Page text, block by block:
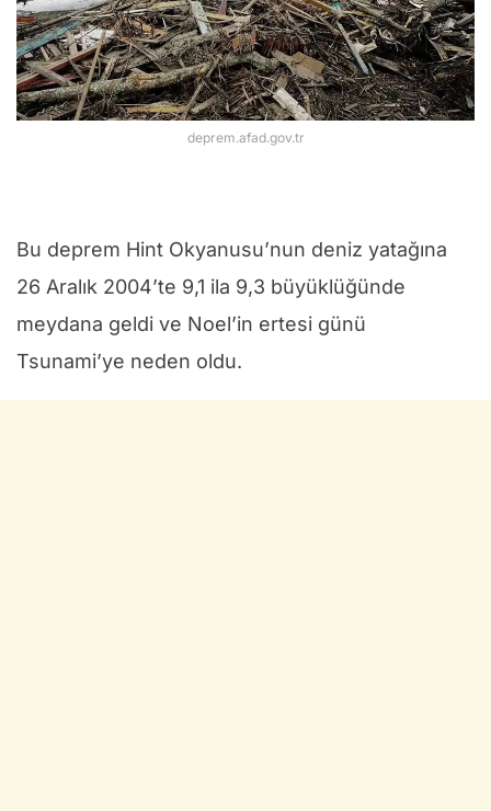
deprem.afad.gov.tr
Bu deprem Hint Okyanusu’nun deniz yatağına
26 Aralık 2004’te 9,1 ila 9,3 büyüklüğünde
meydana geldi ve Noel’in ertesi günü
Tsunami’ye neden oldu.